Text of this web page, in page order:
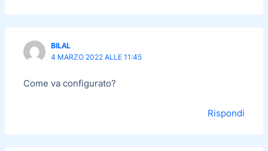
BILAL
4 MARZO 2022 ALLE 11:45
Come va configurato?
Rispondi